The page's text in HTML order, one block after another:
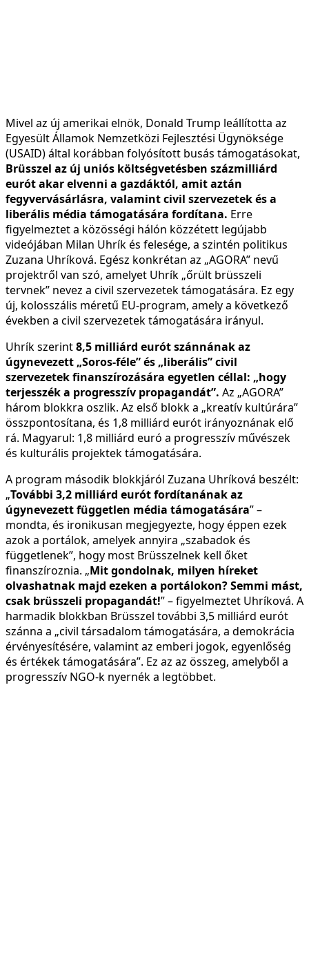
Mivel az új amerikai elnök, Donald Trump leállította az
Egyesült Államok Nemzetközi Fejlesztési Ügynöksége
(USAID) által korábban folyósított busás támogatásokat,
Brüsszel az új uniós költségvetésben százmilliárd
eurót akar elvenni a gazdáktól, amit aztán
fegyvervásárlásra, valamint civil szervezetek és a
liberális média támogatására fordítana. Erre
figyelmeztet a közösségi hálón közzétett legújabb
videójában Milan Uhrík és felesége, a szintén politikus
Zuzana Uhríková. Egész konkrétan az „AGORA” nevű
projektről van szó, amelyet Uhrík „őrült brüsszeli
tervnek” nevez a civil szervezetek támogatására. Ez egy
új, kolosszális méretű EU-program, amely a következő
években a civil szervezetek támogatására irányul.
Uhrík szerint8,5 milliárd eurót szánnának az
úgynevezett „Soros-féle” és „liberális” civil
szervezetek finanszírozására egyetlen céllal: „hogy
terjesszék a progresszív propagandát”. Az „AGORA”
három blokkra oszlik. Az első blokk a „kreatív kultúrára”
összpontosítana, és 1,8 milliárd eurót irányoznának elő
rá. Magyarul: 1,8 milliárd euró a progresszív művészek
és kulturális projektek támogatására.
A program második blokkjáról Zuzana Uhríková beszélt:
„További 3,2 milliárd eurót fordítanának az
úgynevezett független média támogatására” –
mondta, és ironikusan megjegyezte, hogy éppen ezek
azok a portálok, amelyek annyira „szabadok és
függetlenek”, hogy most Brüsszelnek kell őket
finanszíroznia. „Mit gondolnak, milyen híreket
olvashatnak majd ezeken a portálokon? Semmi mást,
csak brüsszeli propagandát!” – figyelmeztet Uhríková. A
harmadik blokkban Brüsszel további 3,5 milliárd eurót
szánna a „civil társadalom támogatására, a demokrácia
érvényesítésére, valamint az emberi jogok, egyenlőség
és értékek támogatására”. Ez az az összeg, amelyből a
progresszív NGO-k nyernék a legtöbbet.